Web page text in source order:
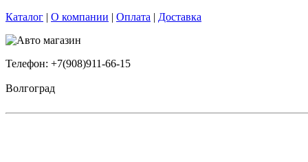
Каталог | О компании | Оплата | Доставка
Телефон: +7(908)911-66-15
Волгоград